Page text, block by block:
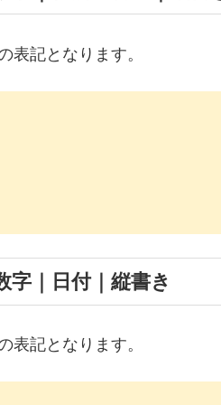
表記となります。
字｜日付｜縦書き
表記となります。